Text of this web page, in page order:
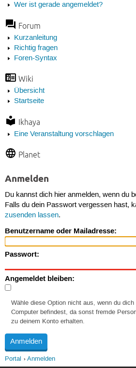
Wer ist gerade angemeldet?
Forum
Kurzanleitung
Richtig fragen
Foren-Syntax
Wiki
Übersicht
Startseite
Ikhaya
Eine Veranstaltung vorschlagen
Planet
Anmelden
Du kannst dich hier anmelden, wenn du
Falls du dein Passwort vergessen hast,
zusenden lassen.
Benutzername oder Mailadresse:
Passwort:
Angemeldet bleiben:
Wähle diese Option nicht aus, wenn du
Computer befindest, da sonst fremde
zu deinem Konto erhalten.
Portal Anmelden